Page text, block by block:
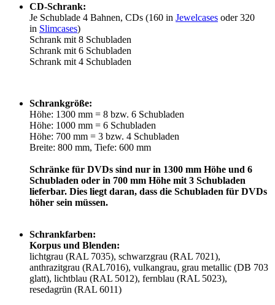
CD-Schrank:
Je Schublade 4 Bahnen, CDs (160 in Jewelcases oder 320
in Slimcases)
Schrank mit 8 Schubladen
Schrank mit 6 Schubladen
Schrank mit 4 Schubladen
Schrankgröße:
Höhe: 1300 mm = 8 bzw. 6 Schubladen
Höhe: 1000 mm = 6 Schubladen
Höhe: 700 mm = 3 bzw. 4 Schubladen
Breite: 800 mm, Tiefe: 600 mm
Schränke für DVDs sind nur in 1300 mm Höhe und 6
Schubladen oder in 700 mm Höhe mit 3 Schubladen
lieferbar. Dies liegt daran, dass die Schubladen für DVDs
höher sein müssen.
Schrankfarben:
Korpus und Blenden:
lichtgrau (RAL 7035), schwarzgrau (RAL 7021),
anthrazitgrau (RAL7016), vulkangrau, grau metallic (DB 703
glatt), lichtblau (RAL 5012), fernblau (RAL 5023),
resedagrün (RAL 6011)